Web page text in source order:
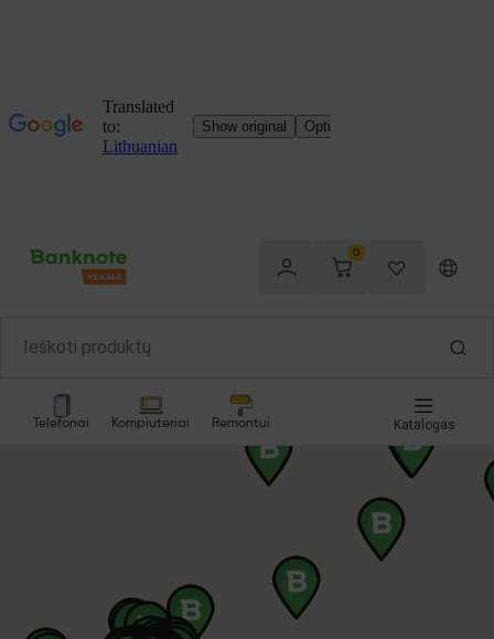
0
Telefonai Kompiuteriai Remontui Katalogas